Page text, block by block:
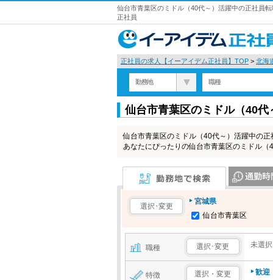
仙台市青葉区のミドル（40代～）活躍中の正社員
正社員
正社員の求人【イーアイデム正社員】TOP > 北海
勤務地 職種
仙台市青葉区のミドル（40
仙台市青葉区のミドル（40代～）活躍中の
あなたにぴったりの仙台市青葉区のミドル
選択･変更
宮城県
仙台市青葉区
職種 選択･変更 未選択
特徴 選択・変更
歓迎